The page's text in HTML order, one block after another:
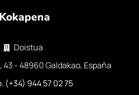
Kokapena
Doistua
43 - 48960 Galdakao, España
(+34) 944 57 02 75